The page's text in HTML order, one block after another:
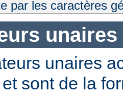
par les caractères
unaires
unaires
sont de la